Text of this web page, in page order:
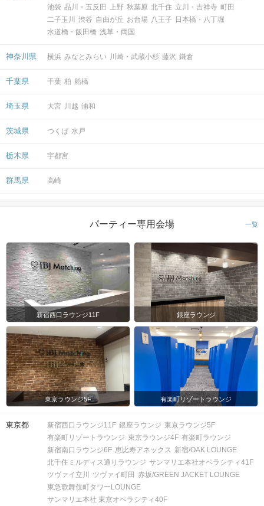
池袋 品川・五反田 上野 秋葉原 北千住 立川・吉祥寺 町田
二子玉川
渋谷 自由が丘 お台場 八王子 日本橋・八丁堀
水道橋・飯田橋 浅草・両国
神奈川県 横浜 みなとみらい 川崎・武蔵小杉 藤沢 鎌倉
千葉県 千葉 柏 船橋
埼玉県 大宮 川越 浦和
茨城県 つくば 水戸
栃木県 宇都宮
群馬県 高崎
パーティー専用会場 一覧
新宿西口ラウンジ11F 銀座ラウンジ
東京ラウンジ5F 有楽町リゾートラウンジ
東京都 新宿西口ラウンジ11F 銀座ラウンジ 東京ラウンジ5F
有楽町リゾートラウンジ 東京ラウンジ4F 有楽町ラウンジ
新宿南口ラウンジ6F 恵比寿アネックス 新宿/OAK LOUNGE
北千住ミルディス通りラウンジ サンマリエ本社オペラシティ41F
ツヴァイ立川
ツヴァイ町田 赤坂/GREEN JACKET LOUNGE
東急歌舞伎町タワーLOUNGE
サンマリエ本社 東京オペラシティ40F